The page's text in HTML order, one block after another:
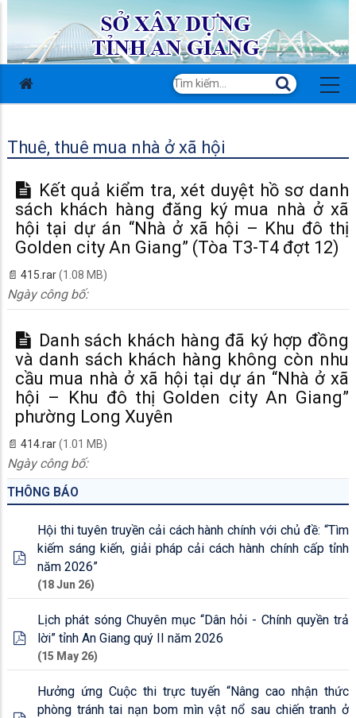
Thuê, thuê mua nhà ở xã hội
Kết quả kiểm tra, xét duyệt hồ sơ danh
sách khách hàng đăng ký mua nhà ở xã
hội tại dự án “Nhà ở xã hội – Khu đô thị
Golden city An Giang” (Tòa T3-T4 đợt 12)
415.rar(1.08 MB)
Ngày công bố:
Danh sách khách hàng đã ký hợp đồng
và danh sách khách hàng không còn nhu
cầu mua nhà ở xã hội tại dự án “Nhà ở xã
hội – Khu đô thị Golden city An Giang”
phường Long Xuyên
414.rar(1.01 MB)
Ngày công bố:
THÔNG BÁO
Hội thi tuyên truyền cải cách hành chính với chủ đề: “Tìm
kiếm sáng kiến, giải pháp cải cách hành chính cấp tỉnh
năm 2026”
(18 Jun 26)
Lịch phát sóng Chuyên mục “Dân hỏi - Chính quyền trả
lời” tỉnh An Giang quý II năm 2026
(15 May 26)
Hưởng ứng Cuộc thi trực tuyến “Nâng cao nhận thức
phòng tránh tai nạn bom mìn vật nổ sau chiến tranh ở